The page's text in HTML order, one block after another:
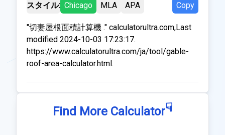
スタイル: Chicago MLA APA Copy
"切妻屋根面積計算機 ." calculatorultra.com,Last
modified 2024-10-03 17:23:17.
https://www.calculatorultra.com/ja/tool/gable-
roof-area-calculator.html.
Find More Calculator☟